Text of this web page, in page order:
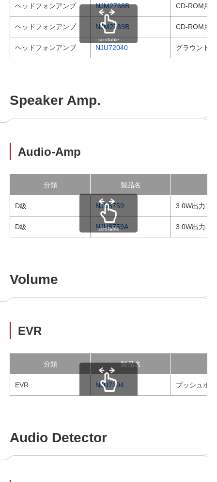
ヘッドフォンアンプ NJM2768B CD-ROM用
ヘッドフォンアンプ NJM2769B CD-ROM用
ヘッドフォンアンプ NJU72040 グラウンド
scrollable
Speaker Amp.
Audio-Amp
分類 製品名
D級 NJU8759 3.0W出力フ
D級 NJU8759A 3.0W出力フ
scrollable
Volume
EVR
分類 製品名
EVR NJU7394 プッシュボ
Audio Detector